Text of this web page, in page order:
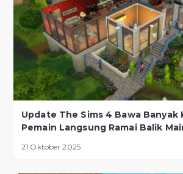
Update The Sims 4 Bawa Banyak
Pemain Langsung Ramai Balik
21 Oktober 2025